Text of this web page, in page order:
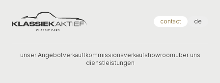
Klassiek Aktief contact de
unser Angebotverkauftkommissionsverkaufshowroomüber uns
dienstleistungen